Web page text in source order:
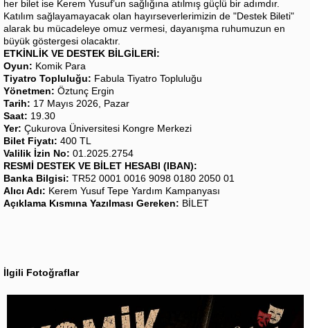
her bilet ise Kerem Yusuf’un sağlığına atılmış güçlü bir adımdır.
Katılım sağlayamayacak olan hayırseverlerimizin de "Destek Bileti"
alarak bu mücadeleye omuz vermesi, dayanışma ruhumuzun en
büyük göstergesi olacaktır.
ETKİNLİK VE DESTEK BİLGİLERİ:
Oyun: Komik Para
Tiyatro Topluluğu: Fabula Tiyatro Topluluğu
Yönetmen: Öztunç Ergin
Tarih: 17 Mayıs 2026, Pazar
Saat: 19.30
Yer: Çukurova Üniversitesi Kongre Merkezi
Bilet Fiyatı: 400 TL
Valilik İzin No: 01.2025.2754
RESMİ DESTEK VE BİLET HESABI (IBAN):
Banka Bilgisi: TR52 0001 0016 9098 0180 2050 01
Alıcı Adı: Kerem Yusuf Tepe Yardım Kampanyası
Açıklama Kısmına Yazılması Gereken: BİLET
İlgili Fotoğraflar